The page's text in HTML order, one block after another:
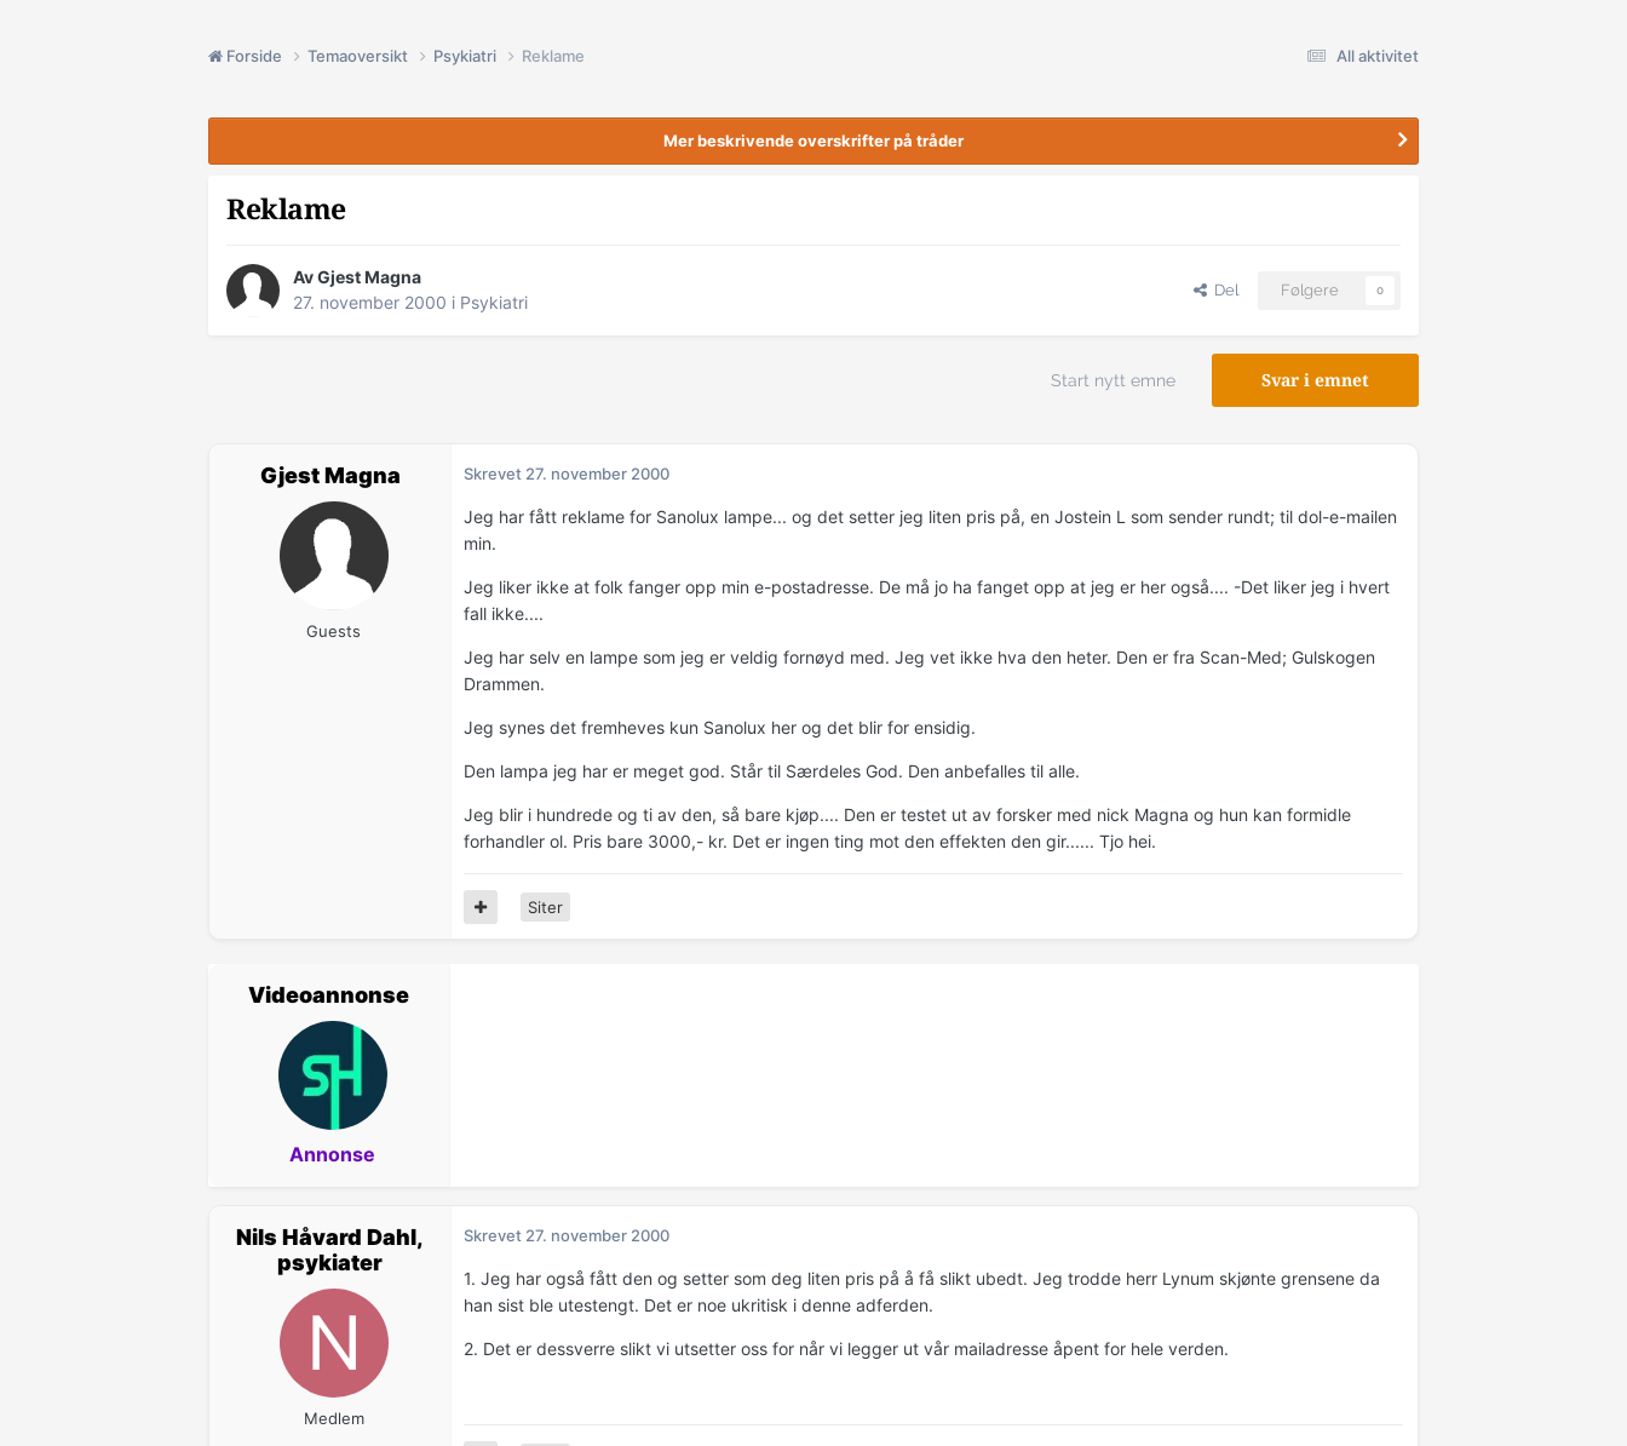
All aktivitet
Forside Temaoversikt Psykiatri Reklame
Mer beskrivende overskrifter på tråder
Reklame
Av Gjest Magna
27. november 2000 i Psykiatri
Del Følgere 0
Svar i emnet
Start nytt emne
Gjest Magna
Guests
Skrevet 27. november 2000
Jeg har fått reklame for Sanolux lampe... og det setter jeg liten pris på, en Jostein L som sender rundt; til dol-e-mailen
min.
Jeg liker ikke at folk fanger opp min e-postadresse. De må jo ha fanget opp at jeg er her også.... -Det liker jeg i hvert
fall ikke....
Jeg har selv en lampe som jeg er veldig fornøyd med. Jeg vet ikke hva den heter. Den er fra Scan-Med; Gulskogen
Drammen.
Jeg synes det fremheves kun Sanolux her og det blir for ensidig.
Den lampa jeg har er meget god. Står til Særdeles God. Den anbefalles til alle.
Jeg blir i hundrede og ti av den, så bare kjøp.... Den er testet ut av forsker med nick Magna og hun kan formidle
forhandler ol. Pris bare 3000,- kr. Det er ingen ting mot den effekten den gir...... Tjo hei.
Siter
Videoannonse
Annonse
Nils Håvard Dahl,
psykiater
Medlem
Skrevet 27. november 2000
1. Jeg har også fått den og setter som deg liten pris på å få slikt ubedt. Jeg trodde herr Lynum skjønte grensene da
han sist ble utestengt. Det er noe ukritisk i denne adferden.
2. Det er dessverre slikt vi utsetter oss for når vi legger ut vår mailadresse åpent for hele verden.